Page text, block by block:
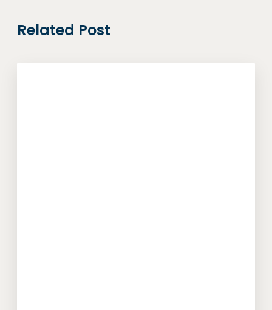
Related Post